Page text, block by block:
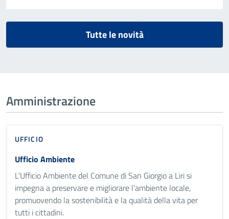
Tutte le novità
Amministrazione
UFFICIO
Ufficio Ambiente
L'Ufficio Ambiente del Comune di San Giorgio a Liri si
impegna a preservare e migliorare l'ambiente locale,
promuovendo la sostenibilità e la qualità della vita per
tutti i cittadini.